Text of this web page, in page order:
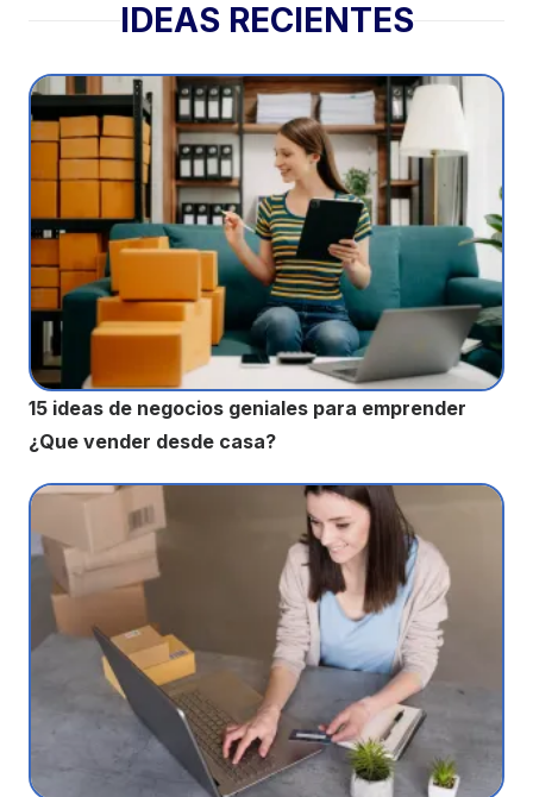
IDEAS RECIENTES
15 ideas de negocios geniales para emprender
¿Que vender desde casa?